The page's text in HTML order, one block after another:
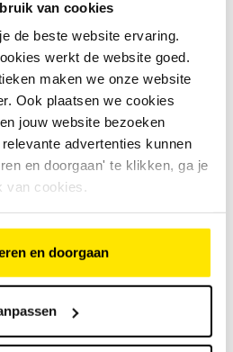
van cookies
de beste website ervaring.
werkt de website goed.
maken we onze website
Ook plaatsen we cookies
jouw website bezoeken
advertenties kunnen
en doorgaan' te klikken, ga je
van cookies.
en doorgaan
vooraf voor een handig
vragen
een fietsreparatie
vaak minder dan een uur. Grote
meestal binnen één werkdag
ook inleveren en